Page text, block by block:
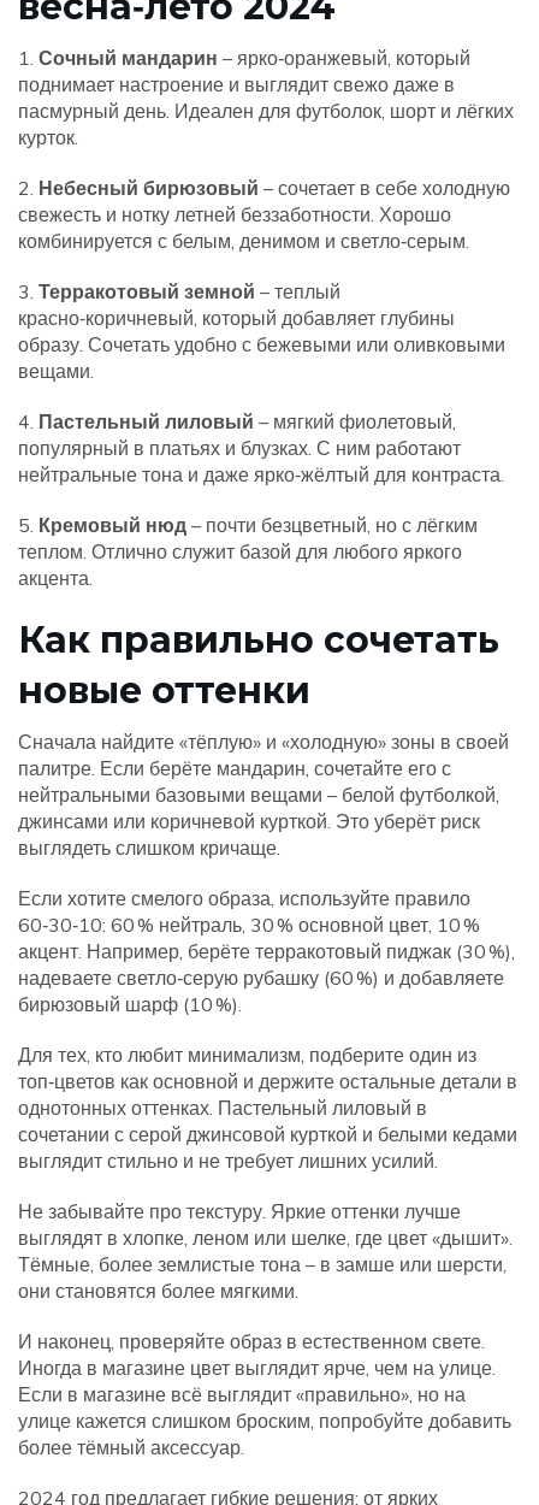
1. Сочный мандарин – ярко‑оранжевый, который
поднимает настроение и выглядит свежо даже в
пасмурный день. Идеален для футболок, шорт и лёгких
курток.
2. Небесный бирюзовый – сочетает в себе холодную
свежесть и нотку летней беззаботности. Хорошо
комбинируется с белым, денимом и светло‑серым.
3. Терракотовый земной – теплый
красно‑коричневый, который добавляет глубины
образу. Сочетать удобно с беже­выми или оливковыми
вещами.
4. Пастельный лиловый – мягкий фиолетовый,
популярный в платьях и блузках. С ним работают
нейтральные тона и даже ярко‑жёлтый для контраста.
5. Кремовый нюд – почти безцветный, но с лёгким
теплом. Отлично служит базой для любого яркого
акцента.
Как правильно сочетать
новые оттенки
Сначала найдите «тёплую» и «холодную» зоны в своей
палитре. Если берёте мандарин, сочетайте его с
нейтральными базовыми вещами – белой футболкой,
джинсами или коричневой курткой. Это уберёт риск
выглядеть слишком кричаще.
Если хотите смелого образа, используйте правило
60‑30‑10: 60 % нейтраль, 30 % основной цвет, 10 %
акцент. Например, берёте терракотовый пиджак (30 %),
надеваете светло‑серую рубашку (60 %) и добавляете
бирюзовый шарф (10 %).
Для тех, кто любит минимализм, подберите один из
топ‑цветов как основной и держите остальные детали в
однотонных оттенках. Пастельный лиловый в
сочетании с серой джинсовой курткой и белыми кедами
выглядит стильно и не требует лишних усилий.
Не забывайте про текстуру. Яркие оттенки лучше
выглядят в хлопке, леном или шелке, где цвет «дышит».
Тёмные, более землистые тона – в замше или шерсти,
они становятся более мягкими.
И наконец, проверяйте образ в естественном свете.
Иногда в магазине цвет выглядит ярче, чем на улице.
Если в магазине всё выглядит «правильно», но на
улице кажется слишком броским, попробуйте добавить
более тёмный аксессуар.
2024 год предлагает гибкие решения: от ярких